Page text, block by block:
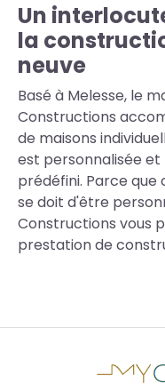
Un
la
neuve
Basé à Melesse, le
Constructions
de maisons
est personnalisée
prédéfini. Parce
se doit d'être
Constructions vous
prestation de